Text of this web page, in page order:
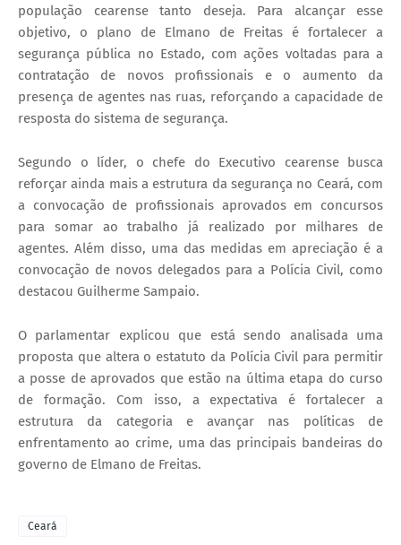
população cearense tanto deseja. Para alcançar esse
objetivo, o plano de Elmano de Freitas é fortalecer a
segurança pública no Estado, com ações voltadas para a
contratação de novos profissionais e o aumento da
presença de agentes nas ruas, reforçando a capacidade de
resposta do sistema de segurança.
Segundo o líder, o chefe do Executivo cearense busca
reforçar ainda mais a estrutura da segurança no Ceará, com
a convocação de profissionais aprovados em concursos
para somar ao trabalho já realizado por milhares de
agentes. Além disso, uma das medidas em apreciação é a
convocação de novos delegados para a Polícia Civil, como
destacou Guilherme Sampaio.
O parlamentar explicou que está sendo analisada uma
proposta que altera o estatuto da Polícia Civil para permitir
a posse de aprovados que estão na última etapa do curso
de formação. Com isso, a expectativa é fortalecer a
estrutura da categoria e avançar nas políticas de
enfrentamento ao crime, uma das principais bandeiras do
governo de Elmano de Freitas.
Ceará